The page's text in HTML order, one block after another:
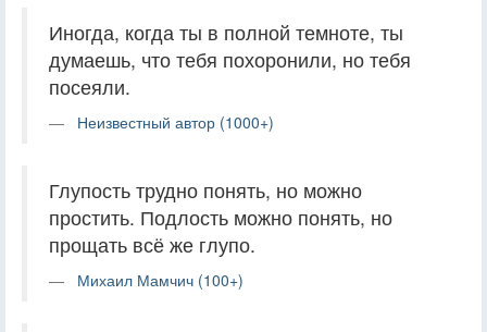
Иногда, когда ты в полной темноте, ты
думаешь, что тебя похоронили, но тебя
посеяли.
Неизвестный автор (1000+)
Глупость трудно понять, но можно
простить. Подлость можно понять, но
прощать всё же глупо.
Михаил Мамчич (100+)